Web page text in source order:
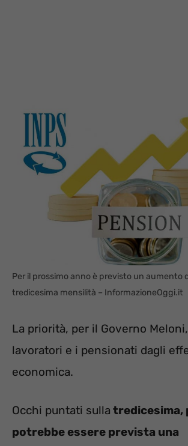
Per il prossimo anno è previsto un aumento
tredicesima mensilità – InformazioneOggi.it
La priorità, per il Governo
lavoratori e i pensionati dagli
economica.
Occhi puntati sulla tredicesima,
potrebbe essere prevista una